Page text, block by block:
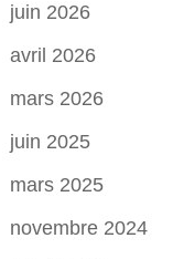
juin 2026
avril 2026
mars 2026
juin 2025
mars 2025
novembre 2024